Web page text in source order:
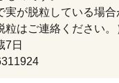
が脱粒している場合
粒はご連絡ください。
7日